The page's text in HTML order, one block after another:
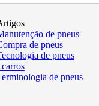
de pneus
de pneus
de pneus
de pneus